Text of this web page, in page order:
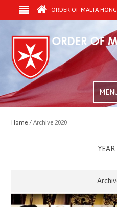
ORDER OF MALTA
Home / Archive 2020
YEAR